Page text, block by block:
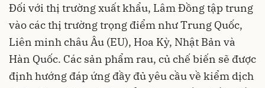
Đối với thị trường xuất khẩu, Lâm Đồng tập trung
vào các thị trường trọng điểm như Trung Quốc,
Liên minh châu Âu (EU), Hoa Kỳ, Nhật Bản và
Hàn Quốc. Các sản phẩm rau, củ chế biến sẽ được
định hướng đáp ứng đầy đủ yêu cầu về kiểm dịch